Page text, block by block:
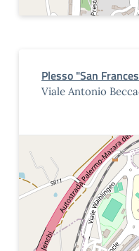
Plesso "San
Viale Antonio